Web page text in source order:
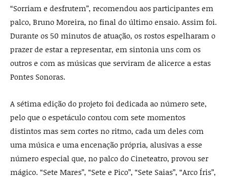
“Sorriam e desfrutem”, recomendou aos participantes em
palco, Bruno Moreira, no final do último ensaio. Assim foi.
Durante os 50 minutos de atuação, os rostos espelharam o
prazer de estar a representar, em sintonia uns com os
outros e com as músicas que serviram de alicerce a estas
Pontes Sonoras.
A sétima edição do projeto foi dedicada ao número sete,
pelo que o espetáculo contou com sete momentos
distintos mas sem cortes no ritmo, cada um deles com
uma música e uma encenação própria, alusivas a esse
número especial que, no palco do Cineteatro, provou ser
mágico. “Sete Mares”, “Sete e Pico”, “Sete Saias”, “Arco Íris”,